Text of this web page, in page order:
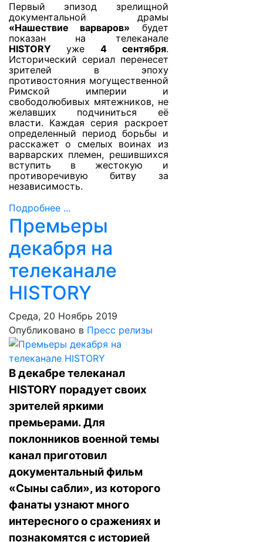
Первый эпизод зрелищной
документальной драмы
«Нашествие варваров» будет
показан на телеканале
HISTORY уже 4 сентября.
Исторический сериал перенесет
зрителей в эпоху
противостояния могущественной
Римской империи и
свободолюбивых мятежников, не
желавших подчиниться её
власти. Каждая серия раскроет
определенный период борьбы и
расскажет о смелых воинах из
варварских племен, решившихся
вступить в жестокую и
противоречивую битву за
независимость.
Подробнее ...
Премьеры
декабря на
телеканале
HISTORY
Среда, 20 Ноябрь 2019
Опубликовано в Пресс релизы
В декабре телеканал
HISTORY порадует своих
зрителей яркими
премьерами. Для
поклонников военной темы
канал приготовил
документальный фильм
«Сыны сабли», из которого
фанаты узнают много
интересного о сражениях и
познакомятся с историей